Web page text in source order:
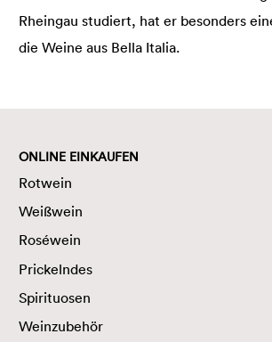
Rheingau studiert, hat er besonders
die Weine aus Bella Italia.
ONLINE EINKAUFEN
Rotwein
Weißwein
Roséwein
Prickelndes
Spirituosen
Weinzubehör